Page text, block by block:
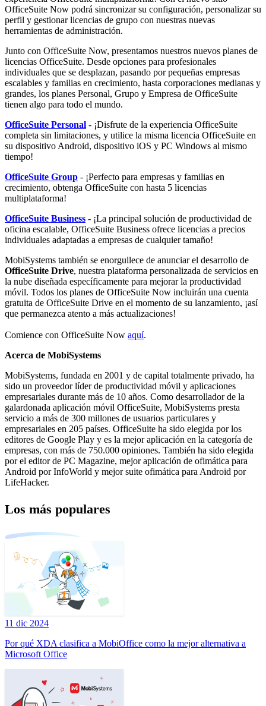
OfficeSuite Now podrá sincronizar su configuración, personalizar su
perfil y gestionar licencias de grupo con nuestras nuevas
herramientas de administración.
Junto con OfficeSuite Now, presentamos nuestros nuevos planes de
licencias OfficeSuite. Desde opciones para profesionales
individuales que se desplazan, pasando por pequeñas empresas
escalables y familias en crecimiento, hasta corporaciones medianas y
grandes, los planes Personal, Grupo y Empresa de OfficeSuite
tienen algo para todo el mundo.
OfficeSuite Personal - ¡Disfrute de la experiencia OfficeSuite
completa sin limitaciones, y utilice la misma licencia OfficeSuite en
su dispositivo Android, dispositivo iOS y PC Windows al mismo
tiempo!
OfficeSuite Group - ¡Perfecto para empresas y familias en
crecimiento, obtenga OfficeSuite con hasta 5 licencias
multiplataforma!
OfficeSuite Business - ¡La principal solución de productividad de
oficina escalable, OfficeSuite Business ofrece licencias a precios
individuales adaptadas a empresas de cualquier tamaño!
MobiSystems también se enorgullece de anunciar el desarrollo de
OfficeSuite Drive, nuestra plataforma personalizada de servicios en
la nube diseñada específicamente para mejorar la productividad
móvil. Todos los planes de OfficeSuite Now incluirán una cuenta
gratuita de OfficeSuite Drive en el momento de su lanzamiento, ¡así
que permanezca atento a más actualizaciones!
Comience con OfficeSuite Now aquí.
Acerca de MobiSystems
MobiSystems, fundada en 2001 y de capital totalmente privado, ha
sido un proveedor líder de productividad móvil y aplicaciones
empresariales durante más de 10 años. Como desarrollador de la
galardonada aplicación móvil OfficeSuite, MobiSystems presta
servicio a más de 300 millones de usuarios particulares y
empresariales en 205 países. OfficeSuite ha sido elegida por los
editores de Google Play y es la mejor aplicación en la categoría de
empresas, con más de 750.000 opiniones. También ha sido elegida
por el editor de PC Magazine, mejor aplicación de ofimática para
Android por InfoWorld y mejor suite ofimática para Android por
LifeHacker.
Los más populares
11 dic 2024
Por qué XDA clasifica a MobiOffice como la mejor alternativa a
Microsoft Office